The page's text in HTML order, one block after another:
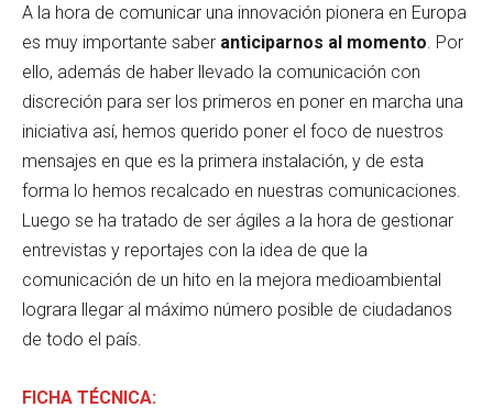
A la hora de comunicar una innovación pionera en Europa
es muy importante saber anticiparnos al momento. Por
ello, además de haber llevado la comunicación con
discreción para ser los primeros en poner en marcha una
iniciativa así, hemos querido poner el foco de nuestros
mensajes en que es la primera instalación, y de esta
forma lo hemos recalcado en nuestras comunicaciones.
Luego se ha tratado de ser ágiles a la hora de gestionar
entrevistas y reportajes con la idea de que la
comunicación de un hito en la mejora medioambiental
lograra llegar al máximo número posible de ciudadanos
de todo el país.
FICHA TÉCNICA: